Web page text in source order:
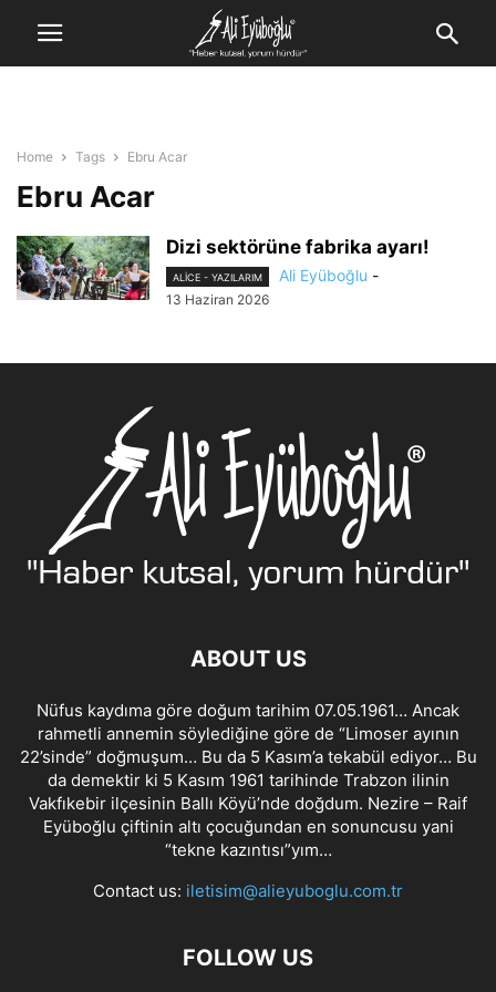
Home Tags Ebru Acar
Ebru Acar
Dizi sektörüne fabrika ayarı!
ALİCE - YAZILARIM Ali Eyüboğlu -
13 Haziran 2026
ABOUT US
Nüfus kaydıma göre doğum tarihim 07.05.1961… Ancak
rahmetli annemin söylediğine göre de “Limoser ayının
22’sinde” doğmuşum… Bu da 5 Kasım’a tekabül ediyor… Bu
da demektir ki 5 Kasım 1961 tarihinde Trabzon ilinin
Vakfıkebir ilçesinin Ballı Köyü’nde doğdum. Nezire – Raif
Eyüboğlu çiftinin altı çocuğundan en sonuncusu yani
“tekne kazıntısı”yım…
Contact us: iletisim@alieyuboglu.com.tr
FOLLOW US